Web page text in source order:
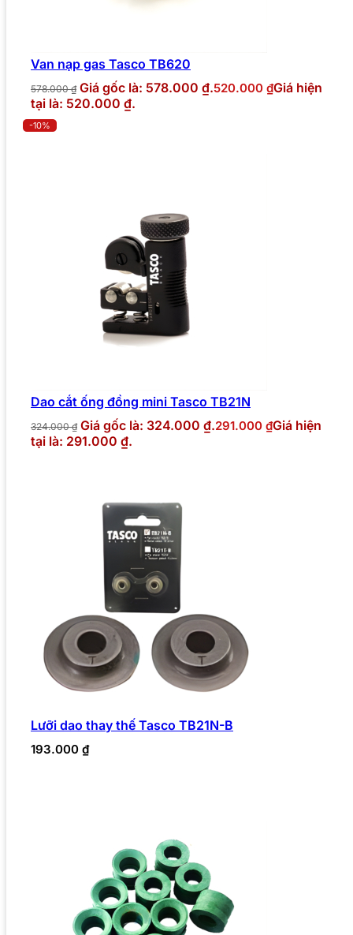
Van nạp gas Tasco TB620
578.000₫ Giá gốc là: 578.000 ₫.520.000 ₫Giá hiện
tại là: 520.000 ₫.
-10%
Dao cắt ống đồng mini Tasco TB21N
324.000₫ Giá gốc là: 324.000 ₫.291.000 ₫Giá hiện
tại là: 291.000 ₫.
Lưỡi dao thay thế Tasco TB21N-B
193.000 ₫